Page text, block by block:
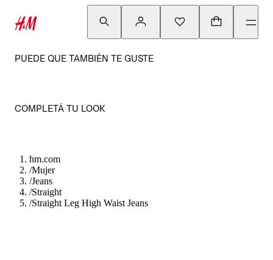
PUEDE QUE TAMBIÉN TE GUSTE
COMPLETÁ TU LOOK
hm.com
/Mujer
/Jeans
/Straight
/Straight Leg High Waist Jeans